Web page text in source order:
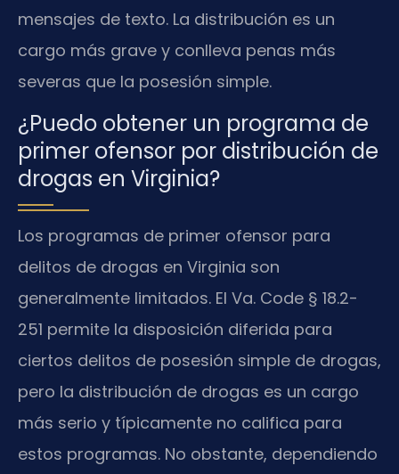
mensajes de texto. La distribución es un
cargo más grave y conlleva penas más
severas que la posesión simple.
¿Puedo obtener un programa de
primer ofensor por distribución de
drogas en Virginia?
Los programas de primer ofensor para
delitos de drogas en Virginia son
generalmente limitados. El Va. Code § 18.2-
251 permite la disposición diferida para
ciertos delitos de posesión simple de drogas,
pero la distribución de drogas es un cargo
más serio y típicamente no califica para
estos programas. No obstante, dependiendo